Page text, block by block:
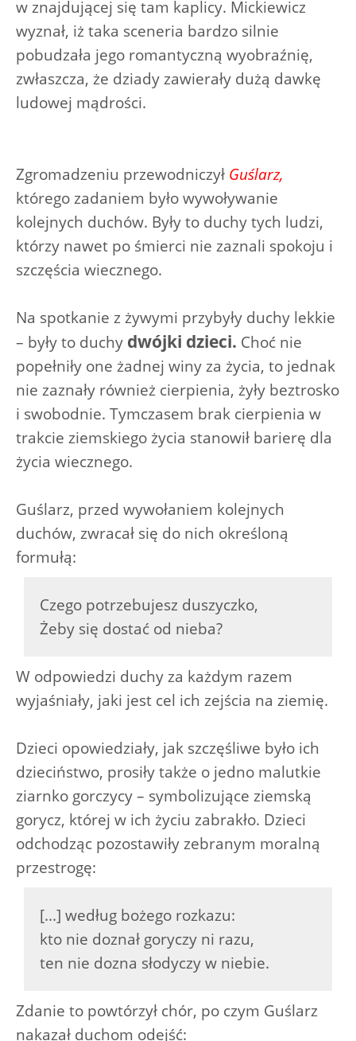
w znajdującej się tam kaplicy. Mickiewicz
wyznał, iż taka sceneria bardzo silnie
pobudzała jego romantyczną wyobraźnię,
zwłaszcza, że dziady zawierały dużą dawkę
ludowej mądrości.
Zgromadzeniu przewodniczył Guślarz,
którego zadaniem było wywoływanie
kolejnych duchów. Były to duchy tych ludzi,
którzy nawet po śmierci nie zaznali spokoju i
szczęścia wiecznego.
Na spotkanie z żywymi przybyły duchy lekkie
– były to duchy dwójki dzieci. Choć nie
popełniły one żadnej winy za życia, to jednak
nie zaznały również cierpienia, żyły beztrosko
i swobodnie. Tymczasem brak cierpienia w
trakcie ziemskiego życia stanowił barierę dla
życia wiecznego.
Guślarz, przed wywołaniem kolejnych
duchów, zwracał się do nich określoną
formułą:
Czego potrzebujesz duszyczko,
Żeby się dostać od nieba?
W odpowiedzi duchy za każdym razem
wyjaśniały, jaki jest cel ich zejścia na ziemię.
Dzieci opowiedziały, jak szczęśliwe było ich
dzieciństwo, prosiły także o jedno malutkie
ziarnko gorczycy – symbolizujące ziemską
gorycz, której w ich życiu zabrakło. Dzieci
odchodząc pozostawiły zebranym moralną
przestrogę:
[...] według bożego rozkazu:
kto nie doznał goryczy ni razu,
ten nie dozna słodyczy w niebie.
Zdanie to powtórzył chór, po czym Guślarz
nakazał duchom odejść: